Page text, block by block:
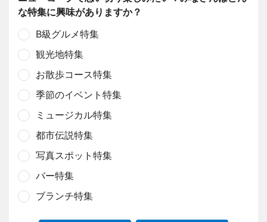
な特集に興味がありますか？
B級グルメ特集
観光地特集
お散歩コース特集
季節のイベント特集
ミュージカル特集
都市伝説特集
写真スポット特集
バー特集
ブランチ特集